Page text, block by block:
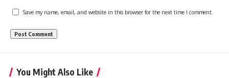
Save my name, email, and website in this browser for the next time I comment.
You Might Also Like